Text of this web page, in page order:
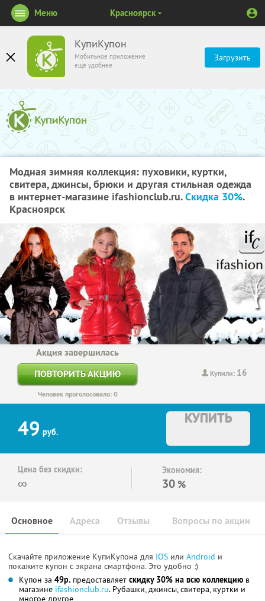
КупиКупон
Мобильное приложение
ещё удобнее
Загрузить
Меню Красноярск
Модная зимняя коллекция: пуховики, куртки,
свитера, джинсы, брюки и другая стильная одежда
в интернет-магазине ifashionclub.ru.Скидка 30%.
Красноярск
Купили: 16
Акция завершилась
ПОВТОРИТЬ АКЦИЮ
Человек проголосовало: 0
49 руб.
КУПИТЬ
Цена без скидки:
∞
Экономия:
30 %
Основное Отзывы Вопросы по акции
Адреса
Скачайте приложение КупиКупона для IOS или Android и
покажите купон с экрана смартфона. Это удобно :)
Купон за 49р. предоставляет скидку 30% на всю коллекцию в
магазине ifashionclub.ru. Рубашки, джинсы, свитера, куртки и
многое другое